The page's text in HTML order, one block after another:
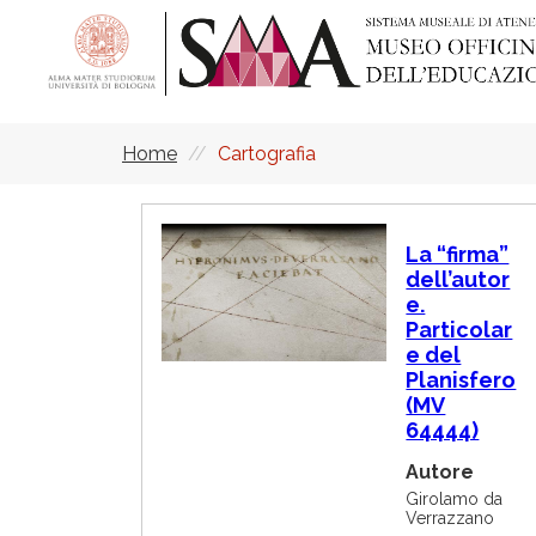
contenuto
principale
Briciole
di
pane
Home Cartografia
I
m
m
a
g
i
La “firma”
dell’autor
e.
Particolar
e del
Planisfero
(MV
64444)
Autore
Girolamo da
Verrazzano